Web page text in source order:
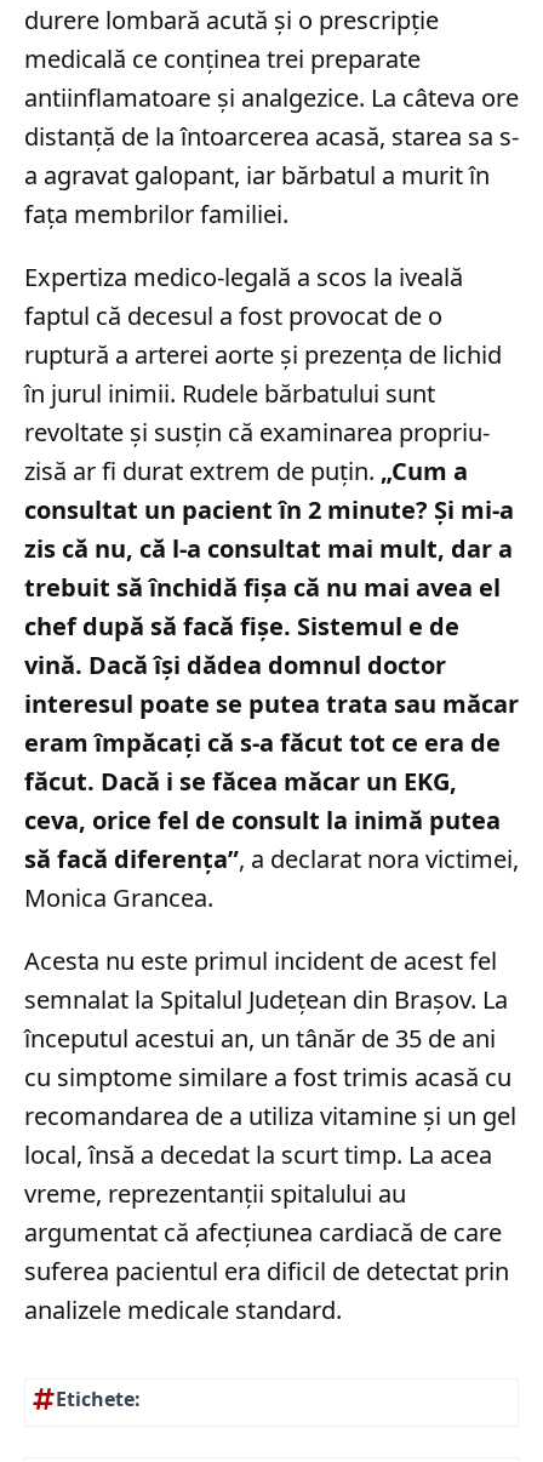
durere lombară acută și o prescripție
medicală ce conținea trei preparate
antiinflamatoare și analgezice. La câteva ore
distanță de la întoarcerea acasă, starea sa s-
a agravat galopant, iar bărbatul a murit în
fața membrilor familiei.
Expertiza medico-legală a scos la iveală
faptul că decesul a fost provocat de o
ruptură a arterei aorte și prezența de lichid
în jurul inimii. Rudele bărbatului sunt
revoltate și susțin că examinarea propriu-
zisă ar fi durat extrem de puțin. „Cum a
consultat un pacient în 2 minute? Şi mi-a
zis că nu, că l-a consultat mai mult, dar a
trebuit să închidă fişa că nu mai avea el
chef după să facă fişe. Sistemul e de
vină. Dacă îşi dădea domnul doctor
interesul poate se putea trata sau măcar
eram împăcaţi că s-a făcut tot ce era de
făcut. Dacă i se făcea măcar un EKG,
ceva, orice fel de consult la inimă putea
să facă diferenţa”, a declarat nora victimei,
Monica Grancea.
Acesta nu este primul incident de acest fel
semnalat la Spitalul Județean din Brașov. La
începutul acestui an, un tânăr de 35 de ani
cu simptome similare a fost trimis acasă cu
recomandarea de a utiliza vitamine și un gel
local, însă a decedat la scurt timp. La acea
vreme, reprezentanții spitalului au
argumentat că afecțiunea cardiacă de care
suferea pacientul era dificil de detectat prin
analizele medicale standard.
Etichete: